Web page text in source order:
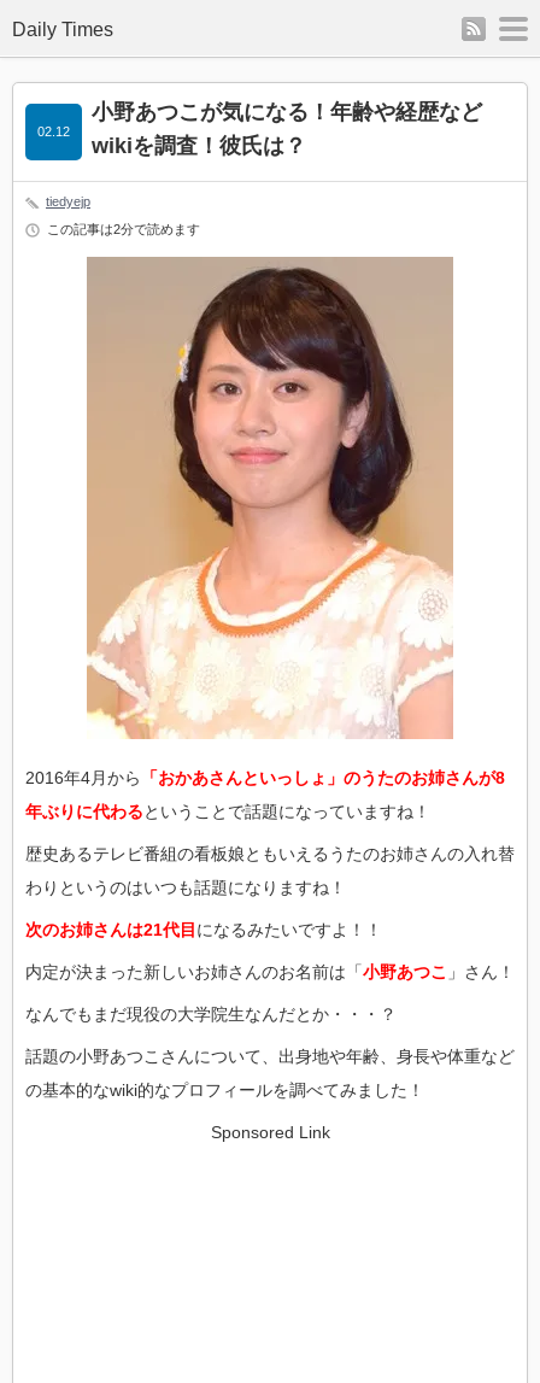
Daily Times rss
小野あつこが気になる！年齢や経歴など
wikiを調査！彼氏は？
02.12
tiedyejp
この記事は2分で読めます
2016年4月から
「おかあさんといっしょ」のうたのお姉さんが8
年ぶりに代わるということで話題になっていますね！
歴史あるテレビ番組の看板娘ともいえるうたのお姉さんの入れ替
わりというのはいつも話題になりますね！
次のお姉さんは21代目 になるみたいですよ！！
内定が決まった新しいお姉さんのお名前は「小野あつこ 」さん！
なんでもまだ現役の大学院生なんだとか・・・？
話題の小野あつこさんについて、出身地や年齢、身長や体重など
の基本的なwiki的なプロフィールを調べてみました！
Sponsored Link